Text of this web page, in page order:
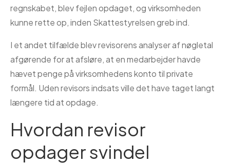
regnskabet, blev fejlen opdaget, og virksomheden
kunne rette op, inden Skattestyrelsen greb ind.
I et andet tilfælde blev revisorens analyser af nøgletal
afgørende for at afsløre, at en medarbejder havde
hævet penge på virksomhedens konto til private
formål. Uden revisors indsats ville det have taget langt
længere tid at opdage.
Hvordan revisor
opdager svindel